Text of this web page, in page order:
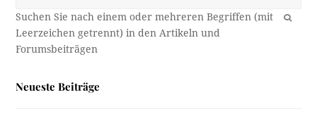
OK
Neueste Beiträge